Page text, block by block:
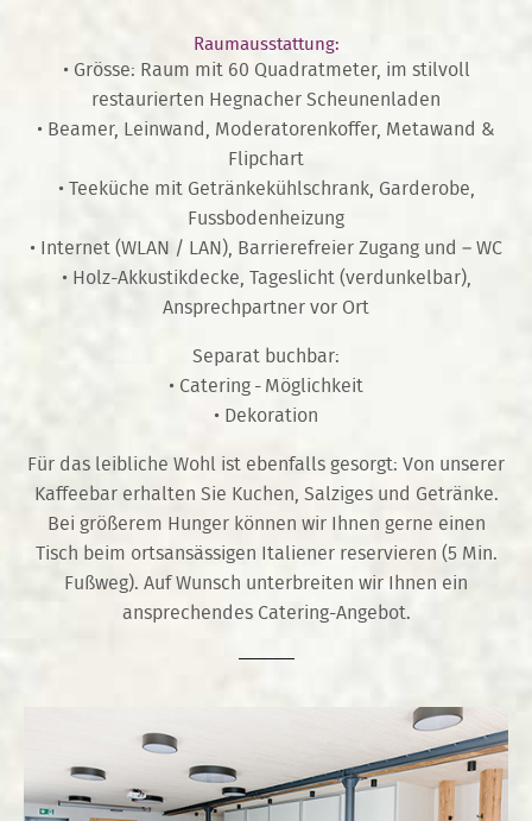
Raumausstattung:
• Grösse: Raum mit 60 Quadratmeter, im stilvoll
restaurierten Hegnacher Scheunenladen
• Beamer, Leinwand, Moderatorenkoffer, Metawand &
Flipchart
• Teeküche mit Getränkekühlschrank, Garderobe,
Fussbodenheizung
• Internet (WLAN / LAN), Barrierefreier Zugang und – WC
• Holz-Akkustikdecke, Tageslicht (verdunkelbar),
Ansprechpartner vor Ort
Separat buchbar:
• Catering - Möglichkeit
• Dekoration
Für das leibliche Wohl ist ebenfalls gesorgt: Von unserer
Kaffeebar erhalten Sie Kuchen, Salziges und Getränke.
Bei größerem Hunger können wir Ihnen gerne einen
Tisch beim ortsansässigen Italiener reservieren (5 Min.
Fußweg). Auf Wunsch unterbreiten wir Ihnen ein
ansprechendes Catering-Angebot.